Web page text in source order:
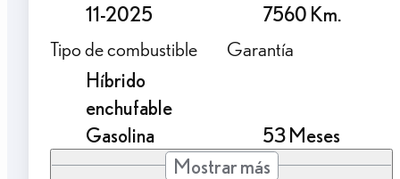
11-2025
7560 Km.
Tipo de combustible
Híbrido
enchufable
Gasolina
Garantía
53 Meses
Mostrar más